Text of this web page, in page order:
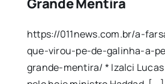
Grande Mentira
https://011news.com.br/a-
que-virou-pe-de-galinha-a-
grande-mentira/ * Izalci